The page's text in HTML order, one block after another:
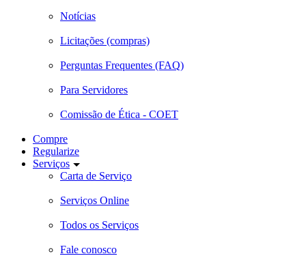
Notícias
Licitações (compras)
Perguntas Frequentes (FAQ)
Para Servidores
Comissão de Ética - COET
Compre
Regularize
Serviços
Carta de Serviço
Serviços Online
Todos os Serviços
Fale conosco